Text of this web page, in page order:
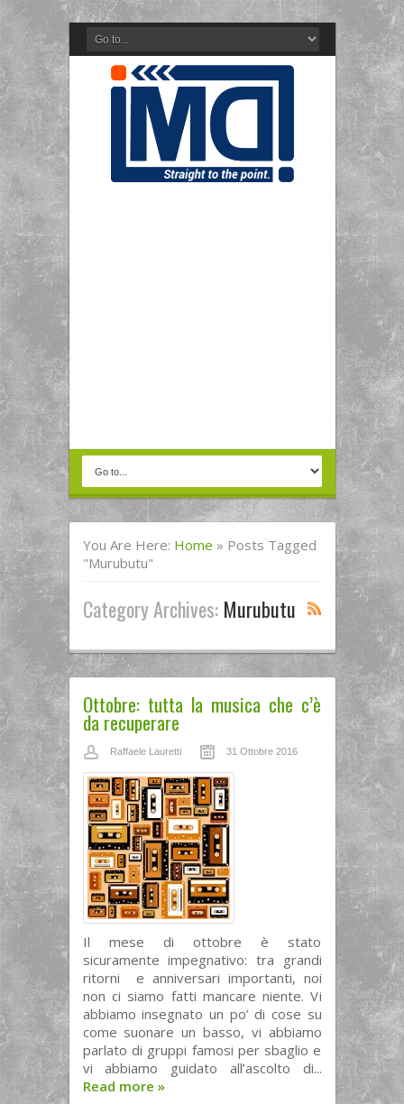
You Are Here: Home » Posts Tagged
"Murubutu"
Category Archives: Murubutu
Ottobre: tutta la musica che c’è
da recuperare
Raffaele Lauretti 31 Ottobre 2016
Il mese di ottobre è stato
sicuramente impegnativo: tra grandi
ritorni e anniversari importanti, noi
non ci siamo fatti mancare niente. Vi
abbiamo insegnato un po’ di cose su
come suonare un basso, vi abbiamo
parlato di gruppi famosi per sbaglio e
vi abbiamo guidato all’ascolto di...
Read more »